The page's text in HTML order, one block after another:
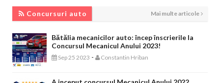
Concursuri auto Mai multe articole
Bătălia mecanicilor auto: încep înscrierile la
Concursul Mecanicul Anului 2023!
Sep 25 2023 - Constantin Hriban